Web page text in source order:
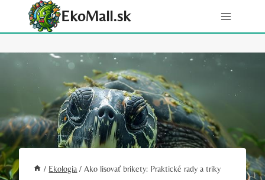
EkoMall.sk
/ Ekologia / Ako lisovať brikety: Praktické rady a triky